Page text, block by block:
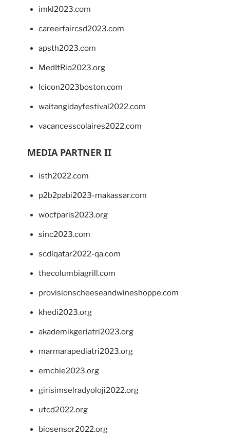
imkl2023.com
careerfaircsd2023.com
apsth2023.com
MedItRio2023.org
lcicon2023boston.com
waitangidayfestival2022.com
vacancesscolaires2022.com
MEDIA PARTNER II
isth2022.com
p2b2pabi2023-makassar.com
wocfparis2023.org
sinc2023.com
scdlqatar2022-qa.com
thecolumbiagrill.com
provisionscheeseandwineshoppe.com
khedi2023.org
akademikgeriatri2023.org
marmarapediatri2023.org
emchie2023.org
girisimselradyoloji2022.org
utcd2022.org
biosensor2022.org